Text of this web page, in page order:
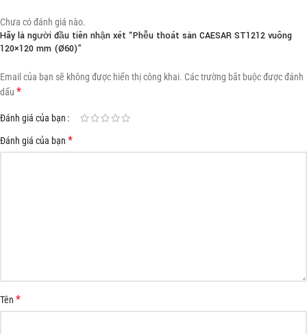
Chưa có đánh giá nào.
Hãy là người đầu tiên nhận xét “Phễu thoát sàn CAESAR ST1212 vuông
120×120 mm (Ø60)”
Email của bạn sẽ không được hiển thị công khai. Các trường bắt buộc được đánh
dấu *
Đánh giá của bạn
Đánh giá của bạn *
Tên *